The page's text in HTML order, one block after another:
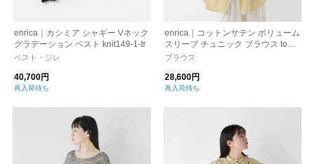
enrica｜カシミア シャギー Vネック
グラデーション ベスト knit149-1-tr
ベスト・ジレ
40,700円
再入荷待ち
enrica｜コットンサテン ボリューム
スリーブ チュニック ブラウス tops
095-tr
ブラウス
28,600円
再入荷待ち